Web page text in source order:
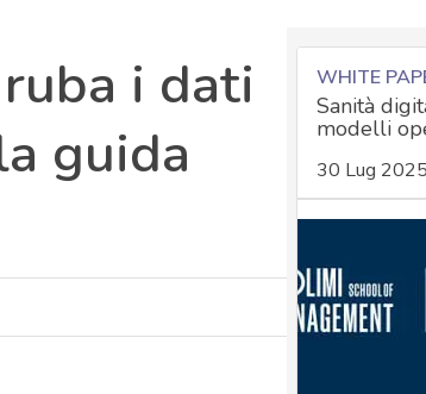
i dati
guida
WHITE
Sanità
modelli
30 Lug 2025